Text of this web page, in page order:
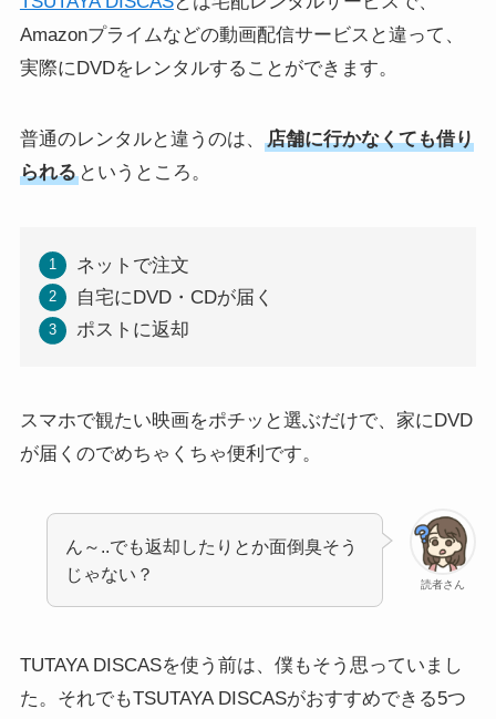
Amazonプライムなどの動画配信サービスと違って、
実際にDVDをレンタルすることができます。
普通のレンタルと違うのは、
店舗に行かなくても借り
られるというところ。
ネットで注文
自宅にDVD・CDが届く
ポストに返却
スマホで観たい映画をポチッと選ぶだけで、家にDVD
が届くのでめちゃくちゃ便利です。
読者さん
ん～..でも返却したりとか面倒臭そう
じゃない？
TUTAYA DISCASを使う前は、僕もそう思っていまし
た。それでもTSUTAYA DISCASがおすすめできる5つ